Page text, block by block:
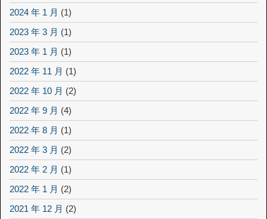
2024 年 1 月 (1)
2023 年 3 月 (1)
2023 年 1 月 (1)
2022 年 11 月 (1)
2022 年 10 月 (2)
2022 年 9 月 (4)
2022 年 8 月 (1)
2022 年 3 月 (2)
2022 年 2 月 (1)
2022 年 1 月 (2)
2021 年 12 月 (2)